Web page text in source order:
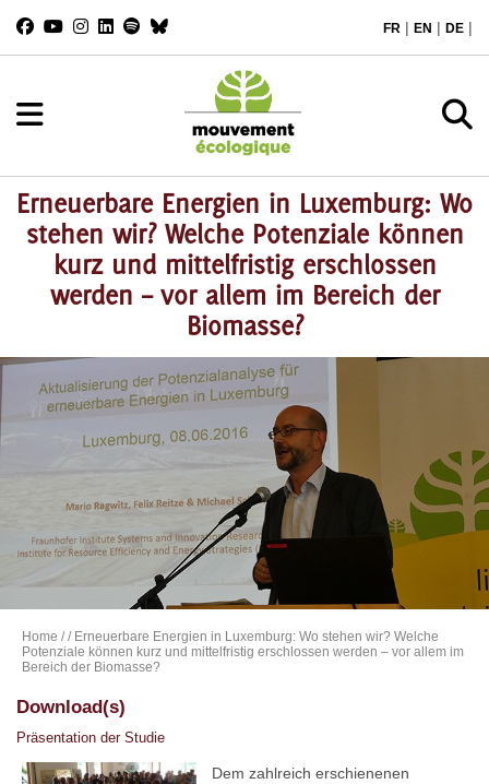
FR | EN | DE |
Erneuerbare Energien in Luxemburg: Wo
stehen wir? Welche Potenziale können
kurz und mittelfristig erschlossen
werden – vor allem im Bereich der
Biomasse?
Home // Erneuerbare Energien in Luxemburg: Wo stehen wir? Welche
Potenziale können kurz und mittelfristig erschlossen werden – vor allem im
Bereich der Biomasse?
Download(s)
Präsentation der Studie
Dem zahlreich erschienenen